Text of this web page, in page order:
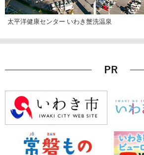
太平洋健康センター いわき蟹洗温泉